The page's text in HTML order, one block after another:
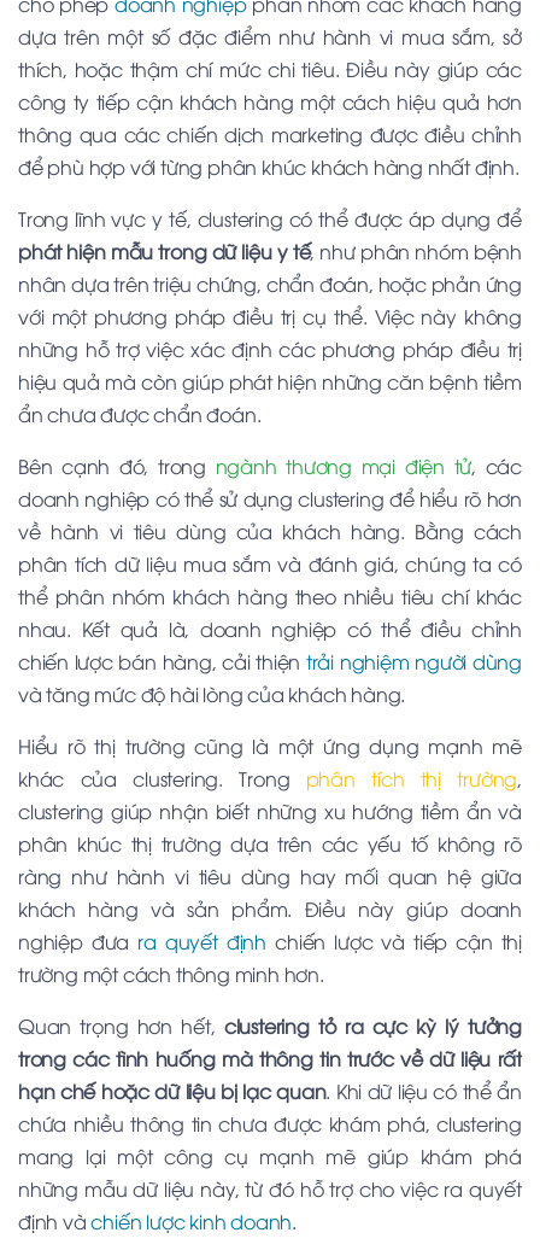
dựa trên một số đặc điểm như hành vi mua sắm, sở
thích, hoặc thậm chí mức chi tiêu. Điều này giúp các
công ty tiếp cận khách hàng một cách hiệu quả hơn
thông qua các chiến dịch marketing được điều chỉnh
để phù hợp với từng phân khúc khách hàng nhất định.
Trong lĩnh vực y tế, clustering có thể được áp dụng để
phát hiện mẫu trong dữ liệu y tế, như phân nhóm bệnh
nhân dựa trên triệu chứng, chẩn đoán, hoặc phản ứng
với một phương pháp điều trị cụ thể. Việc này không
những hỗ trợ việc xác định các phương pháp điều trị
hiệu quả mà còn giúp phát hiện những căn bệnh tiềm
ẩn chưa được chẩn đoán.
Bên cạnh đó, trong ngành thương mại điện tử, các
doanh nghiệp có thể sử dụng clustering để hiểu rõ hơn
về hành vi tiêu dùng của khách hàng. Bằng cách
phân tích dữ liệu mua sắm và đánh giá, chúng ta có
thể phân nhóm khách hàng theo nhiều tiêu chí khác
nhau. Kết quả là, doanh nghiệp có thể điều chỉnh
chiến lược bán hàng, cải thiện trải nghiệm người dùng
và tăng mức độ hài lòng của khách hàng.
Hiểu rõ thị trường cũng là một ứng dụng mạnh mẽ
khác của clustering. Trong phân tích thị trường,
clustering giúp nhận biết những xu hướng tiềm ẩn và
phân khúc thị trường dựa trên các yếu tố không rõ
ràng như hành vi tiêu dùng hay mối quan hệ giữa
khách hàng và sản phẩm. Điều này giúp doanh
nghiệp đưa ra quyết định chiến lược và tiếp cận thị
trường một cách thông minh hơn.
Quan trọng hơn hết, clustering tỏ ra cực kỳ lý tưởng
trong các tình huống mà thông tin trước về dữ liệu rất
hạn chế hoặc dữ liệu bị lạc quan. Khi dữ liệu có thể ẩn
chứa nhiều thông tin chưa được khám phá, clustering
mang lại một công cụ mạnh mẽ giúp khám phá
những mẫu dữ liệu này, từ đó hỗ trợ cho việc ra quyết
định vàchiến lược kinh doanh.